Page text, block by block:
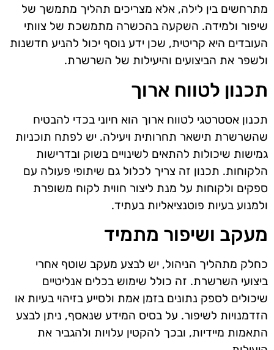
מתרחשים בין לילה, אלא מצריכים תהליך מתמשך של
שיפור ולמידה. השקעה בהכשרה מתמשכת של צוותי
העובדים היא קריטית, שכן ידע נוסף יכול להניע חדשנות
ולשפר את הביצועים והיעילות של השרשרת.
תכנון לטווח ארוך
תכנון אסטרטגי לטווח ארוך הוא חיוני בכדי להבטיח
שהשרשרת תישאר תחרותית ויעילה. יש לפתח תוכניות
גמישות שיכולות להתאים לשינויים בשוק ובדרישות
הלקוחות. תכנון זה צריך לכלול גם שיתופי פעולה עם
ספקים ולקוחות על מנת ליצור חווית לקוח משופרת
ולמנוע בעיות פוטנציאליות בעתיד.
מעקב ושיפור מתמיד
כחלק מתהליך הניהול, יש לבצע מעקב שוטף אחרי
ביצועי השרשרת. זה כולל שימוש בכלים אנליטיים
שיכולים לספק נתונים בזמן אמת ולסייע בזיהוי בעיות או
הזדמנויות לשיפור. על בסיס המידע שנאסף, ניתן לבצע
התאמות מיידיות, ובכך להקטין עלויות ולהגביר את